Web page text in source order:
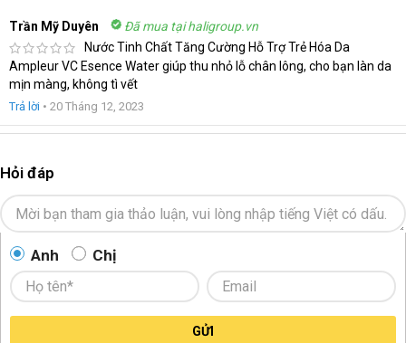
Trần Mỹ Duyên
Đã mua tại haligroup.vn
Nước Tinh Chất Tăng Cường Hỗ Trợ Trẻ Hóa Da
Ampleur VC Esence Water giúp thu nhỏ lỗ chân lông, cho bạn làn da
mịn màng, không tì vết
Trả lời • 20 Tháng 12, 2023
Hỏi đáp
Anh Chị
GỬI